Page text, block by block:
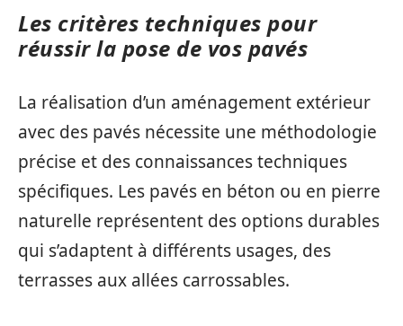
Les critères techniques pour
réussir la pose de vos pavés
La réalisation d’un aménagement extérieur
avec des pavés nécessite une méthodologie
précise et des connaissances techniques
spécifiques. Les pavés en béton ou en pierre
naturelle représentent des options durables
qui s’adaptent à différents usages, des
terrasses aux allées carrossables.